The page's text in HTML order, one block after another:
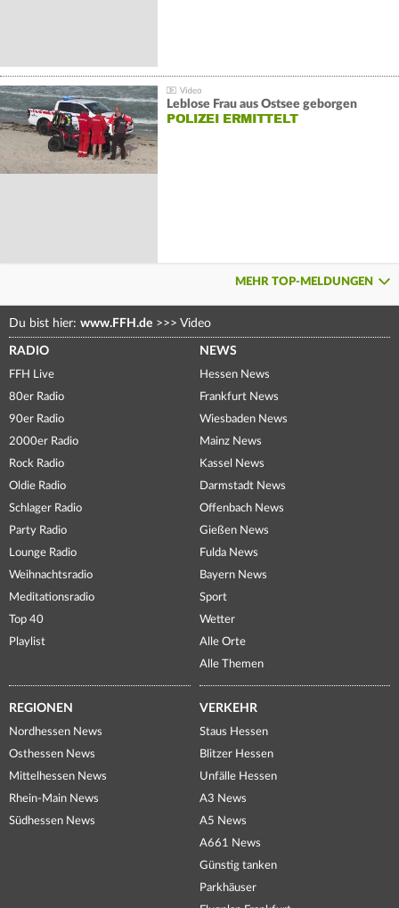
Leblose Frau aus Ostsee geborgen
POLIZEI ERMITTELT
MEHR TOP-MELDUNGEN
Du bist hier: www.FFH.de >>> Video
RADIO
FFH Live
80er Radio
90er Radio
2000er Radio
Rock Radio
Oldie Radio
Schlager Radio
Party Radio
Lounge Radio
Weihnachtsradio
Meditationsradio
Top 40
Playlist
NEWS
Hessen News
Frankfurt News
Wiesbaden News
Mainz News
Kassel News
Darmstadt News
Offenbach News
Gießen News
Fulda News
Bayern News
Sport
Wetter
Alle Orte
Alle Themen
REGIONEN
Nordhessen News
Osthessen News
Mittelhessen News
Rhein-Main News
Südhessen News
VERKEHR
Staus Hessen
Blitzer Hessen
Unfälle Hessen
A3 News
A5 News
A661 News
Günstig tanken
Parkhäuser